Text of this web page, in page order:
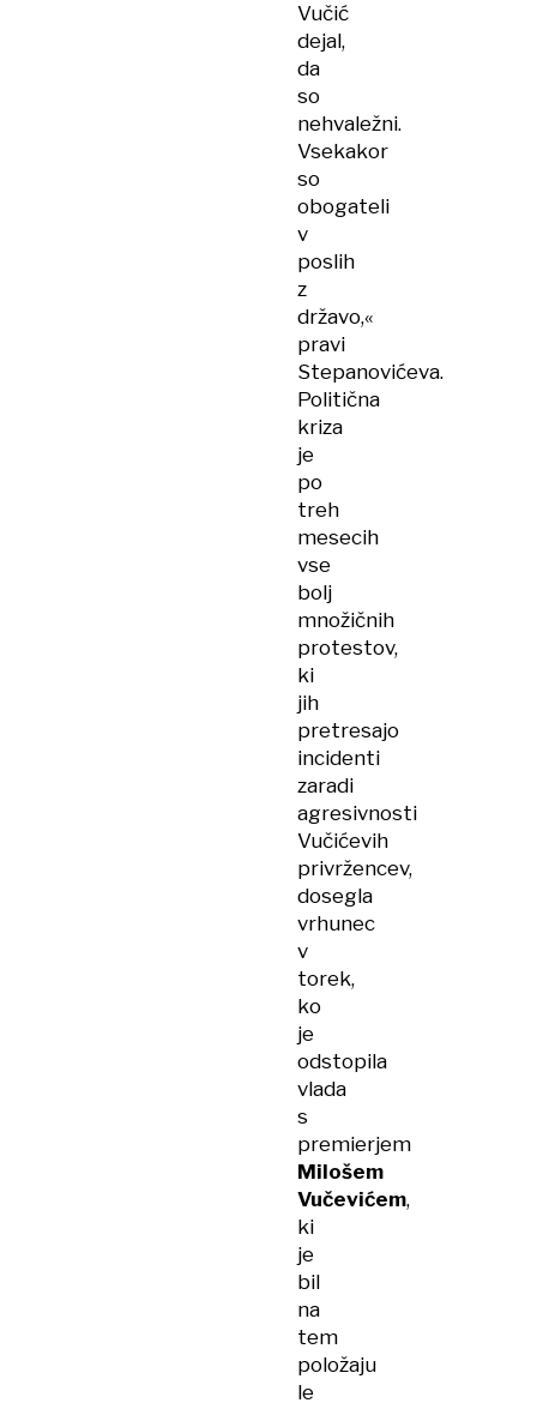
Vučić
dejal,
da
so
nehvaležni.
Vsekakor
so
obogateli
v
poslih
z
državo,«
pravi
Stepanovićeva.
Politična
kriza
je
po
treh
mesecih
vse
bolj
množičnih
protestov,
ki
jih
pretresajo
incidenti
zaradi
agresivnosti
Vučićevih
privržencev,
dosegla
vrhunec
v
torek,
ko
je
odstopila
vlada
s
premierjem
Milošem
Vučevićem,
ki
je
bil
na
tem
položaju
le